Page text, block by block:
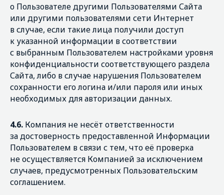
о Пользователе другими Пользователями Сайта
или другими пользователями сети Интернет
в случае, если такие лица получили доступ
к указанной информации в соответствии
с выбранным Пользователем настройками уровня
конфиденциальности соответствующего раздела
Сайта, либо в случае нарушения Пользователем
сохранности его логина и/или пароля или иных
необходимых для авторизации данных.
4.6. Компания не несёт ответственности
за достоверность предоставленной Информации
Пользователем в связи с тем, что её проверка
не осуществляется Компанией за исключением
случаев, предусмотренных Пользовательским
соглашением.